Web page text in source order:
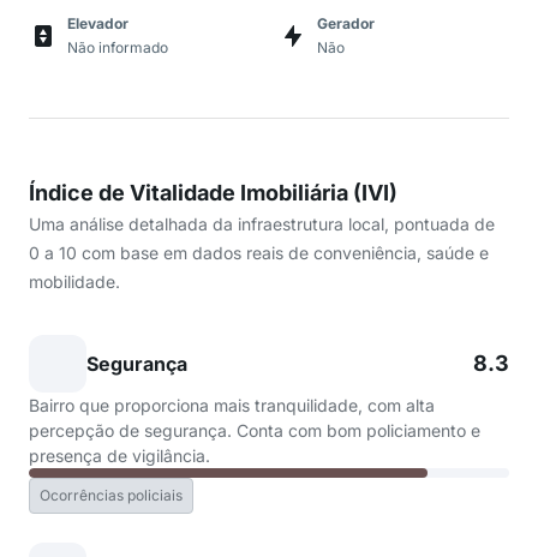
Elevador
Não informado
Gerador
Não
Índice de Vitalidade Imobiliária (IVI)
Uma análise detalhada da infraestrutura local, pontuada de
0 a 10 com base em dados reais de conveniência, saúde e
mobilidade.
Segurança 8.3
Bairro que proporciona mais tranquilidade, com alta
percepção de segurança. Conta com bom policiamento e
presença de vigilância.
Ocorrências policiais